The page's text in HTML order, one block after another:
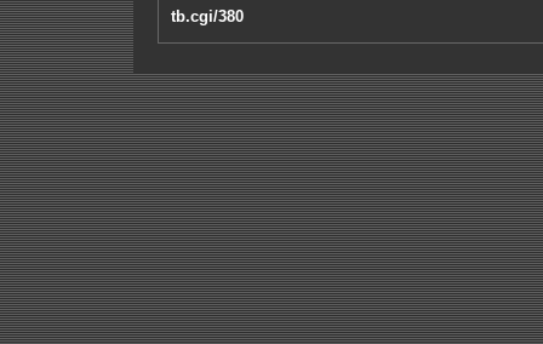
tb.cgi/380